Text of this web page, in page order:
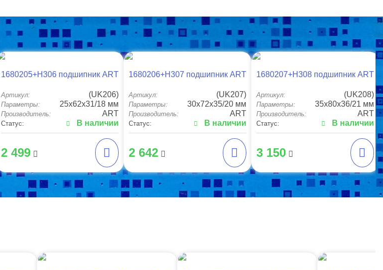
1680205+H306 подшипник ART
Артикул: (UK206)
Параметры: 25x62x31/18 мм
Производитель: ART
Статус: В наличии
2 499
1680206+H307 подшипник ART
Артикул: (UK207)
Параметры: 30x72x35/20 мм
Производитель: ART
Статус: В наличии
2 642
1680207+H308 подшипник ART
Артикул: (UK208)
Параметры: 35x80x36/21 мм
Производитель: ART
Статус: В наличии
3 150